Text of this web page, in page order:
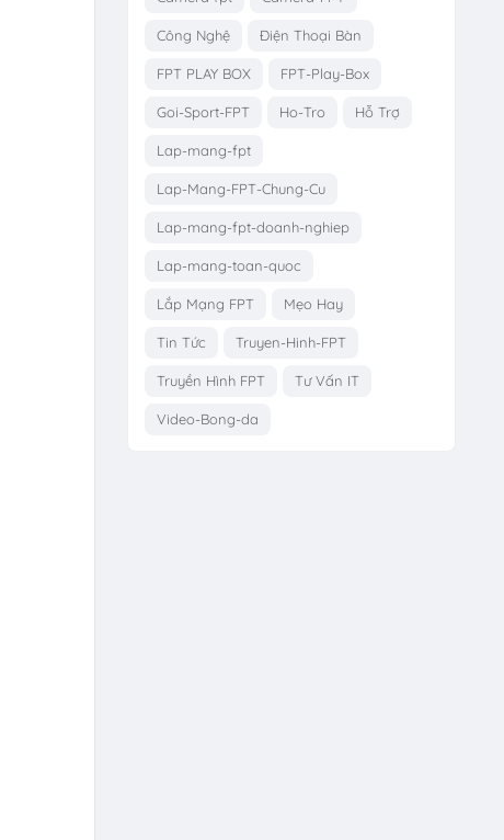
Công Nghệ Điện Thoại Bàn
FPT PLAY BOX FPT-Play-Box
Goi-Sport-FPT Ho-Tro Hỗ Trợ
Lap-mang-fpt
Lap-Mang-FPT-Chung-Cu
Lap-mang-fpt-doanh-nghiep
Lap-mang-toan-quoc
Lắp Mạng FPT Mẹo Hay
Tin Tức Truyen-Hinh-FPT
Truyền Hình FPT Tư Vấn IT
Video-Bong-da